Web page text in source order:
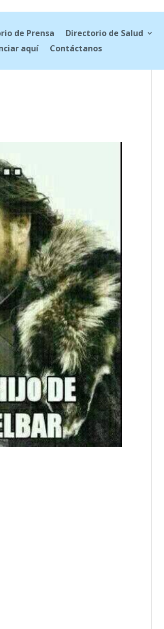
de Prensa Directorio de Salud
aquí Contáctanos